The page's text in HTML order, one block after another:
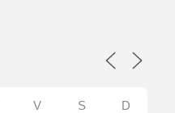
V S D